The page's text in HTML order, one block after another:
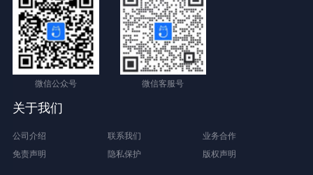
微信公众号 微信客服号
关于我们
公司介绍 联系我们
业务合作
免责声明
隐私保护 版权声明